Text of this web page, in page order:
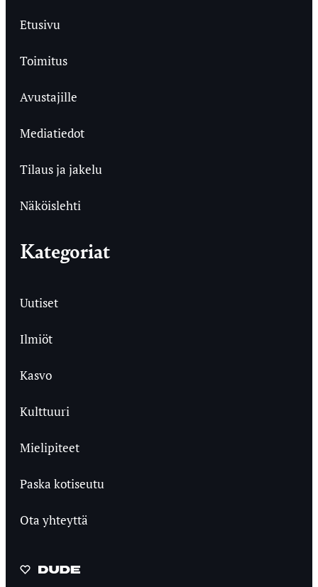
Etusivu
Toimitus
Avustajille
Mediatiedot
Tilaus ja jakelu
Näköislehti
Kategoriat
Uutiset
Ilmiöt
Kasvo
Kulttuuri
Mielipiteet
Paska kotiseutu
Ota yhteyttä